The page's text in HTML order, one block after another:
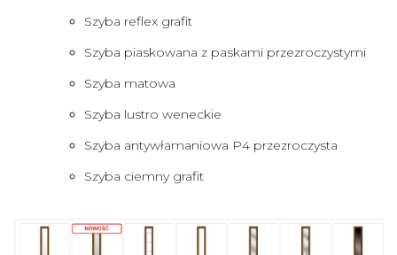
Szyba reflex grafit
Szyba piaskowana z paskami przezroczystymi
Szyba matowa
Szyba lustro weneckie
Szyba antywłamaniowa P4 przezroczysta
Szyba ciemny grafit